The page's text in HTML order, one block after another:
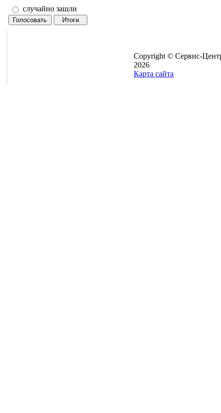
случайно зашли
Copyright © Сервис-
2026
Карта сайта